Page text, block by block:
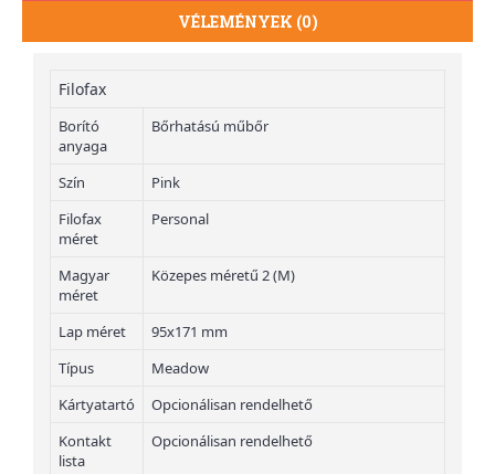
VÉLEMÉNYEK (0)
Filofax
Borító
anyaga
Bőrhatású műbőr
Szín
Pink
Filofax
méret
Personal
Magyar
méret
Közepes méretű 2 (M)
Lap méret
95x171 mm
Típus
Meadow
Kártyatartó
Opcionálisan rendelhető
Kontakt
lista
Opcionálisan rendelhető